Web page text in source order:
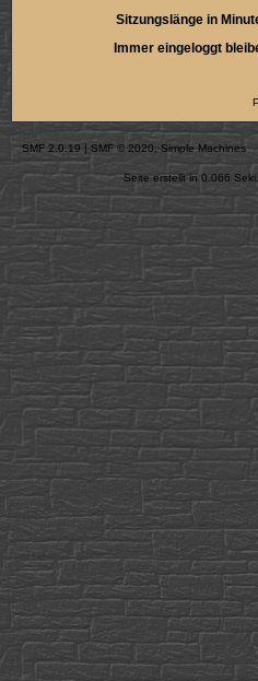
Sitzungslänge in
Immer eingeloggt
SMF 2.0.19 | SMF © 2020 ,Simple Machines
Seite erstellt in 0.066